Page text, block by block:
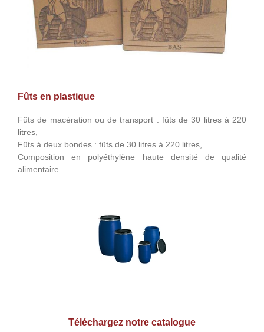
Fûts en plastique
Fûts de macération ou de transport : fûts de 30 litres à 220
litres,
Fûts à deux bondes : fûts de 30 litres à 220 litres,
Composition en polyéthylène haute densité de qualité
alimentaire.
Téléchargez notre catalogue